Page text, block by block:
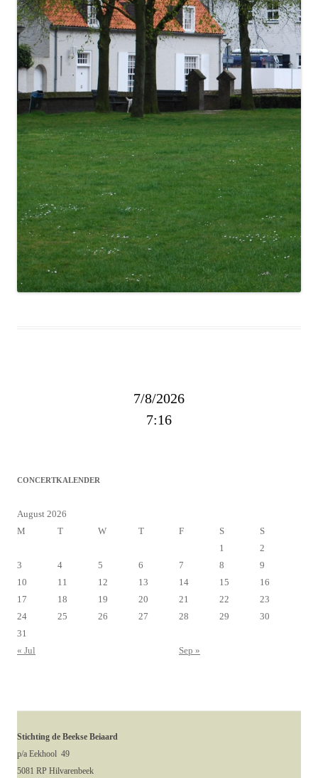
7/8/2026
7:16
CONCERTKALENDER
August 2026
M
T W T F S
S
1
2
3
4 5 6 7 8
9
10
11 12 13 14 15
16
17
18 19 20 21 22
23
24
25 26 27 28 29
30
31
« Jul
Sep »
Stichting de Beekse Beiaard
p/a Eekhool 49
5081 RP Hilvarenbeek